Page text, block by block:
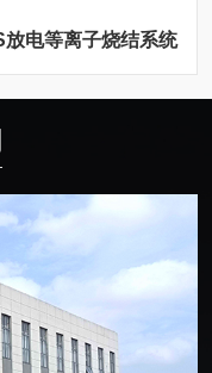
放电等离子烧结系统